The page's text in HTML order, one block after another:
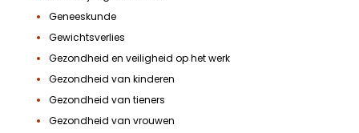
Geneeskunde
Gewichtsverlies
Gezondheid en veiligheid op het werk
Gezondheid van kinderen
Gezondheid van tieners
Gezondheid van vrouwen